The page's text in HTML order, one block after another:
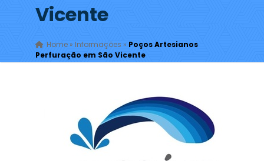
Vicente
Home» Informações » Poços Artesianos
Perfuração em São Vicente